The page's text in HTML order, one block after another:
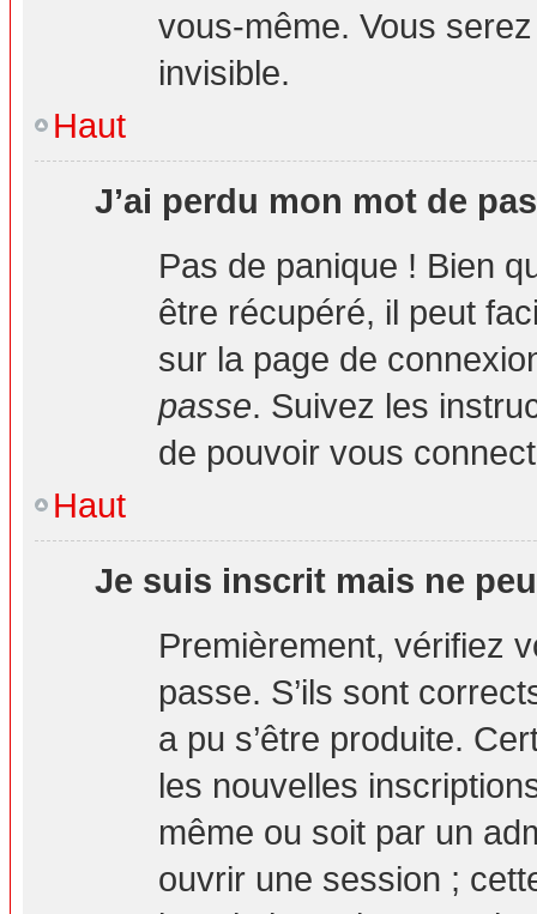
vous-même. Vous
invisible.
Haut
J’ai perdu mon mot de
Pas de panique ! Bien
être récupéré, il peut
sur la page de
passe. Suivez les
de pouvoir vous
Haut
Je suis inscrit mais ne
Premièrement, vérifiez
passe. S’ils sont
a pu s’être produite.
les nouvelles
même ou soit par un
ouvrir une session ;